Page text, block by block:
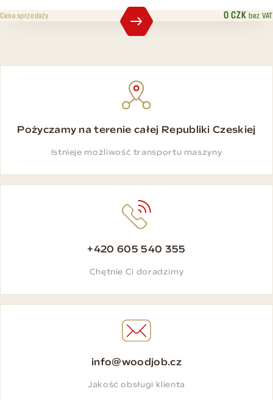
0 CZKbez VAT
Cena sprzedaży
Pożyczamy na terenie całej Republiki Czeskiej
Istnieje możliwość transportu maszyny
+420 605 540 355
Chętnie Ci doradzimy
info@woodjob.cz
Jakość obsługi klienta